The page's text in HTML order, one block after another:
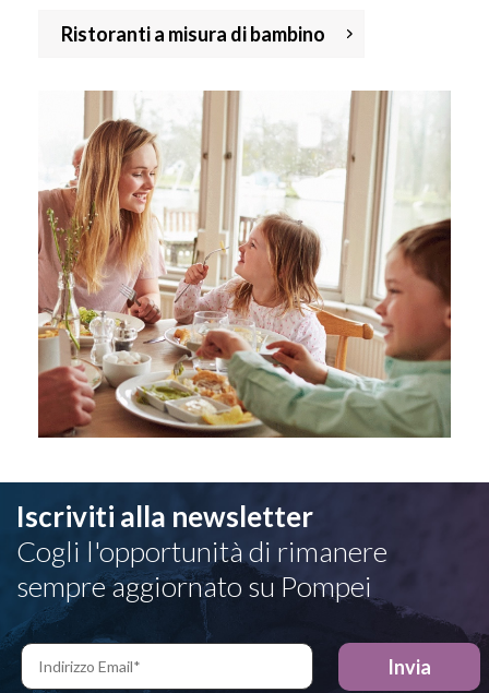
Ristoranti a misura di bambino
Iscriviti alla newsletter
Cogli l'opportunità di rimanere
sempre aggiornato su Pompei